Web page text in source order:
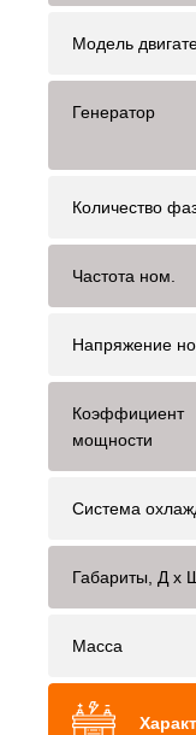
Модель
Генератор
Количество
Частота ном.
Напряжение
Коэффициент
мощности
Система
Габариты, Д x
Масса